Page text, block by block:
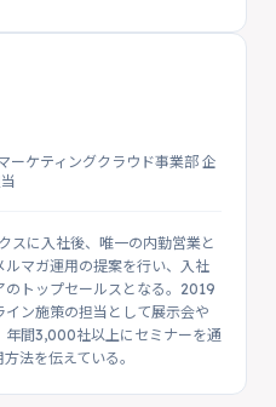
ーケティングクラウド事業部 企
スに入社後、唯一の内勤営業と
ルマガ運用の提案を行い、入社
トップセールスとなる。2019
ン施策の担当として展示会や
年間3,000社以上にセミナーを通
法を伝えている。